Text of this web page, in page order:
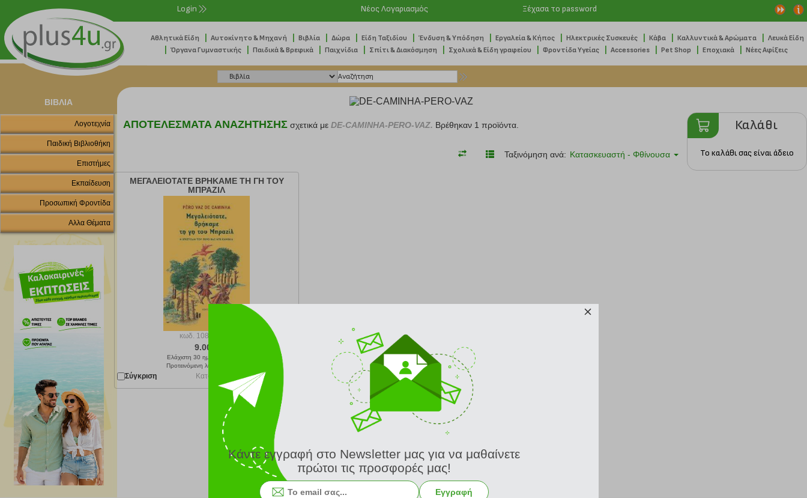
Login Νέος Λογαριασμός Ξέχασα το password
Αθλητικά Είδη Αυτοκίνητο & Μηχανή Βιβλία Δώρα Είδη Ταξιδίου Ένδυση & Υπόδηση Εργαλεία & Κήπος Ηλεκτρικές Συσκευές Κάβα Καλλυντικά & Αρώματα Λευκά Είδη
Όργανα Γυμναστικής Παιδικά & Βρεφικά Παιχνίδια Σπίτι & Διακόσμηση Σχολικά & Είδη γραφείου Φροντίδα Υγείας Accessories Pet Shop Εποχιακά Νέες Αφίξεις
ΒΙΒΛΙΑ
Λογοτεχνία
Παιδική Βιβλιοθήκη
Επιστήμες
Εκπαίδευση
Προσωπική Φροντίδα
Αλλα Θέματα
ΑΠΟΤΕΛΕΣΜΑΤΑ ΑΝΑΖΗΤΗΣΗΣ σχετικά με DE-CAMINHA-PERO-VAZ. Βρέθηκαν 1 προϊόντα.
Ταξινόμηση ανά: Κατασκευαστή - Φθίνουσα
ΜΕΓΑΛΕΙΟΤΑΤΕ ΒΡΗΚΑΜΕ ΤΗ ΓΗ ΤΟΥ
ΜΠΡΑΖΙΛ
κωδ. 108174872
9.00 €
Ελάχιστη 30 ημερών 10.00 €
Προτεινόμενη λιανική 10.00 €
Σύγκριση Κατόπιν παραγγελίας από 24/8
Καλάθι
Το καλάθι σας είναι άδειο
Κάντε εγγραφή στο Newsletter μας για να μαθαίνετε
πρώτοι τις προσφορές μας!
Εγγραφή